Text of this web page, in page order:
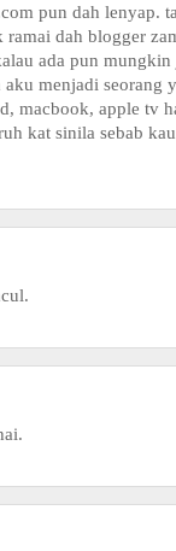
pun dah lenyap.
dah blogger
ada pun mungkin
menjadi seorang
macbook, apple tv
kat sinila sebab